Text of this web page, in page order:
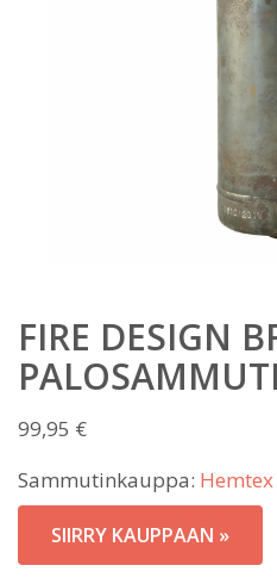
FIRE DESIGN
99,95 €
Sammutinkauppa: Hemtex
SIIRRY KAUPPAAN »